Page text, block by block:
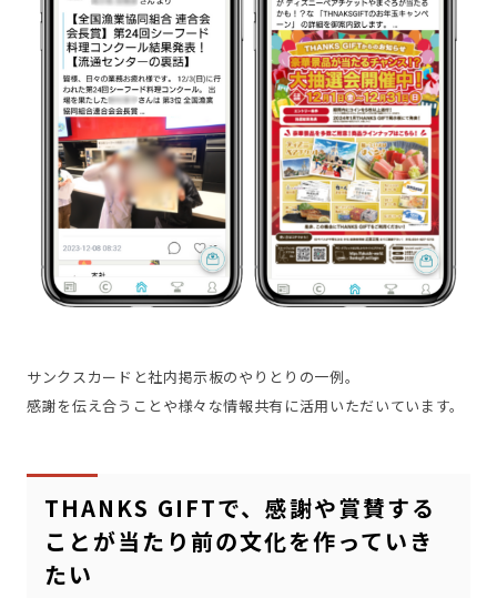
サンクスカードと社内掲示板のやりとりの一例。
感謝を伝え合うことや様々な情報共有に活用いただいています。
THANKS GIFTで、感謝や賞賛する
ことが当たり前の文化を作っていき
たい